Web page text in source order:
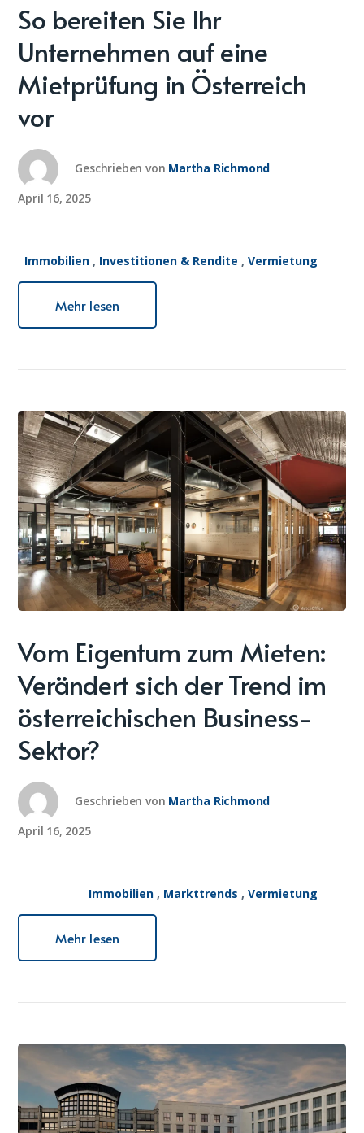
So bereiten Sie Ihr
Unternehmen auf eine
Mietprüfung in Österreich
vor
Geschrieben von Martha Richmond
April 16, 2025
Immobilien, Investitionen & Rendite , Vermietung
Mehr lesen
Vom Eigentum zum Mieten:
Verändert sich der Trend im
österreichischen Business-
Sektor?
Geschrieben von Martha Richmond
April 16, 2025
Immobilien, Markttrends , Vermietung
Mehr lesen